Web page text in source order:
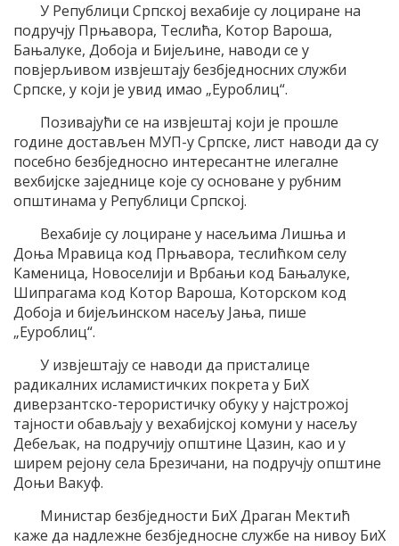
У Републици Српској вехабије су лоциране на
подручју Прњавора, Теслића, Котор Вароша,
Бањалуке, Добоја и Бијељине, наводи се у
повјерљивом извјештају безбједносних служби
Српске, у који је увид имао „Еуроблиц“.
Позивајући се на извјештај који је прошле
године достављен МУП-у Српске, лист наводи да су
посебно безбједносно интересантне илегалне
вехбијске заједнице које су основане у рубним
општинама у Републици Српској.
Вехабије су лоциране у насељима Лишња и
Доња Мравица код Прњавора, теслићком селу
Каменица, Новоселији и Врбањи код Бањалуке,
Шипрагама код Котор Вароша, Которском код
Добоја и бијељинском насељу Јања, пише
„Еуроблиц“.
У извјештају се наводи да присталице
радикалних исламистичких покрета у БиХ
диверзантско-терористичку обуку у најстрожој
тајности обављају у вехабијској комуни у насељу
Дебељак, на подручију општине Цазин, као и у
ширем рејону села Брезичани, на подручју општине
Доњи Вакуф.
Министар безбједности БиХ Драган Мектић
каже да надлежне безбједносне службе на нивоу БиХ